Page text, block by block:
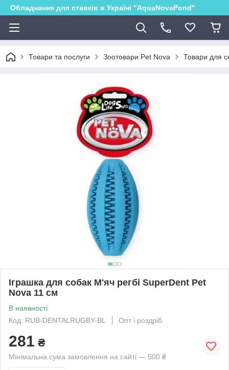
Обладнання для ставків в Україні "AquaNovaPond"
Товари та послуги Зоотовари Pet Nova Товари для
Іграшка для собак М'яч регбі SuperDent Pet
Nova 11 см
В наявності
Код: RUB-DENTALRUGBY-BL
Опт і роздріб
281 ₴
Мінімальна сума замовлення на сайті — 500 ₴